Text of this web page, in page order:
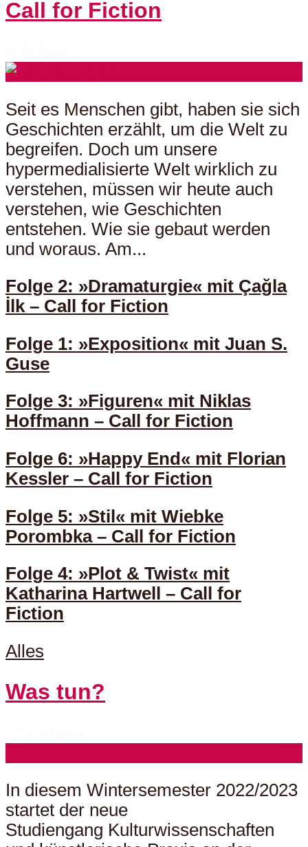
Call for Fiction
Seit es Menschen gibt, haben sie sich
Geschichten erzählt, um die Welt zu
begreifen. Doch um unsere
hypermedialisierte Welt wirklich zu
verstehen, müssen wir heute auch
verstehen, wie Geschichten
entstehen. Wie sie gebaut werden
und woraus. Am...
Folge 2: »Dramaturgie« mit Çağla
İlk – Call for Fiction
Folge 1: »Exposition« mit Juan S.
Guse
Folge 3: »Figuren« mit Niklas
Hoffmann – Call for Fiction
Folge 6: »Happy End« mit Florian
Kessler – Call for Fiction
Folge 5: »Stil« mit Wiebke
Porombka – Call for Fiction
Folge 4: »Plot & Twist« mit
Katharina Hartwell – Call for
Fiction
Alles
Was tun?
In diesem Wintersemester 2022/2023
startet der neue
Studiengang Kulturwissenschaften